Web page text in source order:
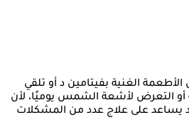
الغنية بفيتامين د أو تلقي
أو التعرض لأشعة الشمس يوميًا، لأن
يساعد على علاج عدد من المشكلات